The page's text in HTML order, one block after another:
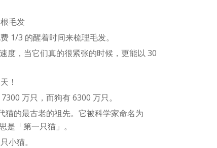
毛发
1/3 的醒着时间来梳理毛发。
度，当它们真的很紧张的时候，更能以 30
！
万只，而狗有 6300 万只。
猫的最古老的祖先。它被科学家命名为
「第一只猫」。
小猫。